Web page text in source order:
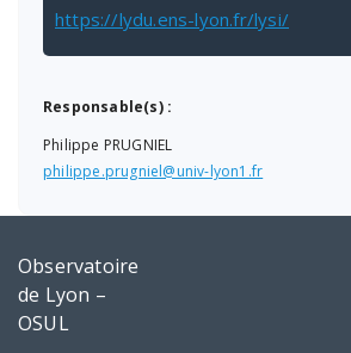
https://lydu.ens-lyon.fr/lysi/
Responsable(s) :
Philippe PRUGNIEL
philippe.prugniel@univ-lyon1.fr
Observatoire
de Lyon –
OSUL